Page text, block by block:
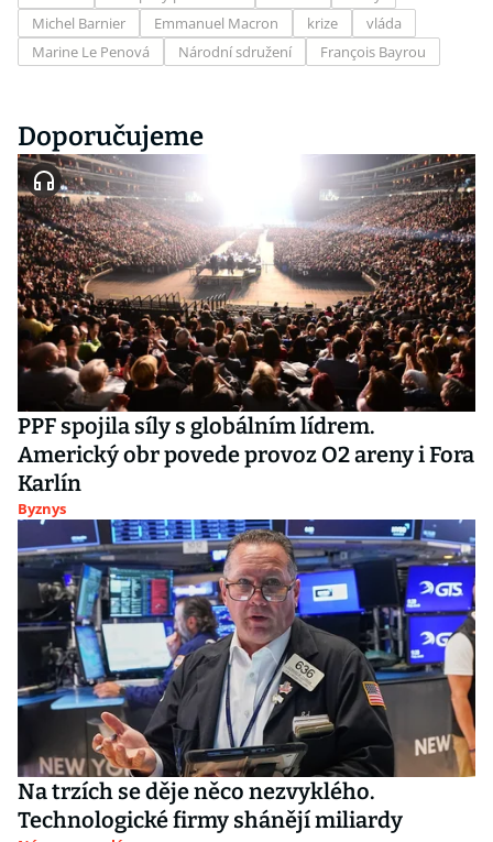
Michel Barnier
Emmanuel Macron krize
vláda
Marine Le Penová
Národní sdružení François Bayrou
Doporučujeme
PPF spojila síly s globálním lídrem.
Americký obr povede provoz O2 areny i Fora
Karlín
Byznys
Na trzích se děje něco nezvyklého.
Technologické firmy shánějí miliardy